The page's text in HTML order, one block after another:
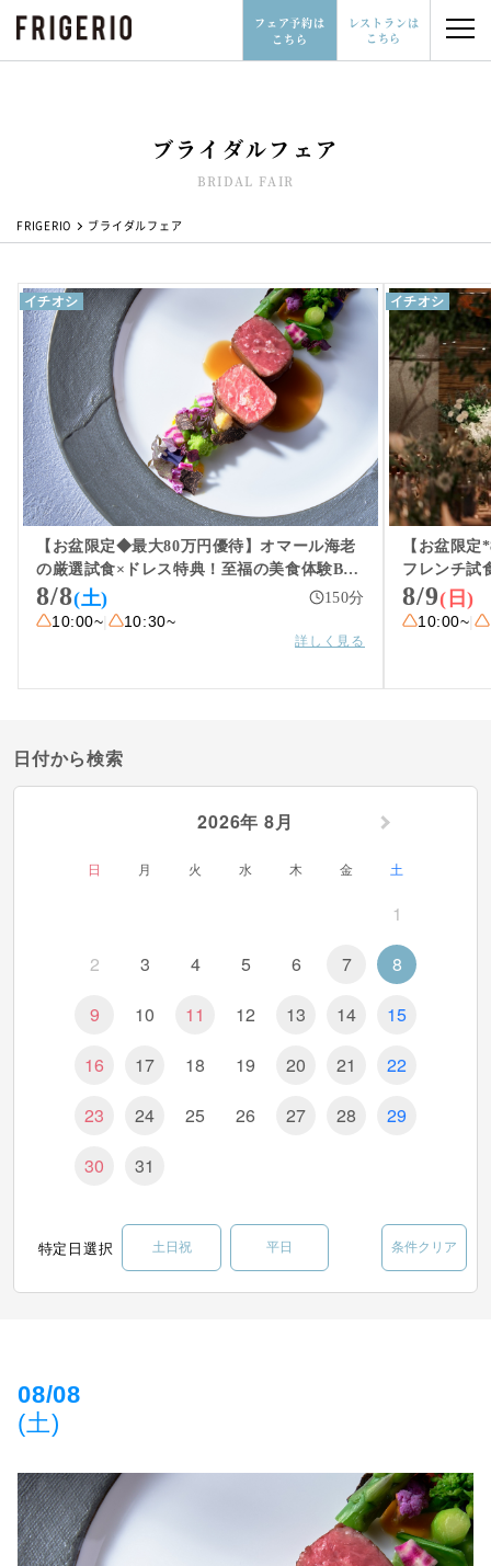
フェア予約は
こちら
レストランは
こちら
レストランはこちら フェア予約はこちら
06-6532-3277
レストランウェディングとは
会場について
ブライダルフェア
料金・プラン例
ウェディングレポート
アクセス
ブライダルフェア
BRIDAL FAIR
FRIGERIO ブライダルフェア
イチオシ
【お盆限定◆最大80万円優待】オマール海老
の厳選試食×ドレス特典！至福の美食体験BIG
フェア
8/8(土) 150分
10:00~ 10:30~
詳しく見る
イチオシ
【お盆限
フレンチ試
ドレス特別
8/9(日)
10:00~
日付から検索
2026年 8月
日 月 火 水 木 金 土
1
2
3 4 5 6 7
8
9
10 11 12 13 14
15
16
17 18 19 20 21
22
23
24 25 26 27 28
29
30
31
特定日選択 土日祝 平日 条件クリア
08/08
(土)